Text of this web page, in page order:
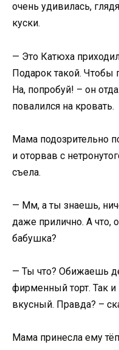
очень удивилась,
куски.
— Это Катюха
Подарок такой. Чтобы
На, попробуй! – он
повалился на кровать.
Мама подозрительно
и оторвав с
съела.
— Мм, а ты знаешь,
даже прилично. А что,
бабушка?
— Ты что? Обижаешь
фирменный торт. Так
вкусный. Правда? –
Мама принесла ему